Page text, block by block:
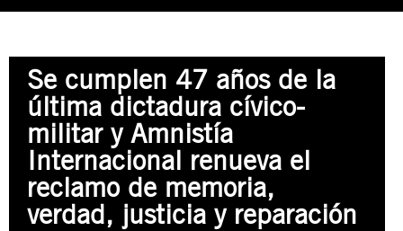
PREGUNTAS FRECUENTES
ÁREAS TEMÁTICAS
JUSTICIA INTERNACIONAL
EDUCACIÓN EN DERECHOS HUMANOS Y JÓVENES
PRENSA
SUSCRIBITE
PREGUNTAS FRECUENTES
Se cumplen 47 años de la
última dictadura cívico-
militar y Amnistía
Internacional renueva el
reclamo de memoria,
verdad, justicia y reparación